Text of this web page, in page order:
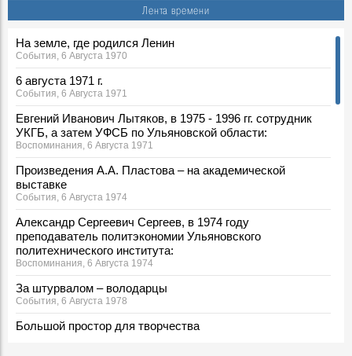
Лента времени
На земле, где родился Ленин
События, 6 Августа 1970
6 августа 1971 г.
События, 6 Августа 1971
Евгений Иванович Лытяков, в 1975 - 1996 гг. сотрудник
УКГБ, а затем УФСБ по Ульяновской области:
Воспоминания, 6 Августа 1971
Произведения А.А. Пластова – на академической
выставке
События, 6 Августа 1974
Александр Сергеевич Сергеев, в 1974 году
преподаватель политэкономии Ульяновского
политехнического института:
Воспоминания, 6 Августа 1974
За штурвалом – володарцы
События, 6 Августа 1978
Большой простор для творчества